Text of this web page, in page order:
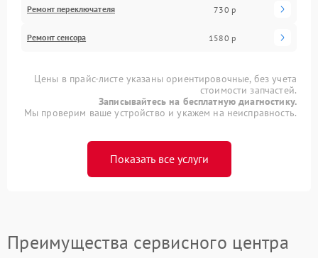
Ремонт переключателя 730 р
Ремонт сенсора 1580 р
Цены в прайс-листе указаны ориентировочные, без учета
стоимости запчастей.
Записывайтесь на бесплатную диагностику.
Мы проверим ваше устройство и укажем на неисправность.
Показать все услуги
Преимущества сервисного центра